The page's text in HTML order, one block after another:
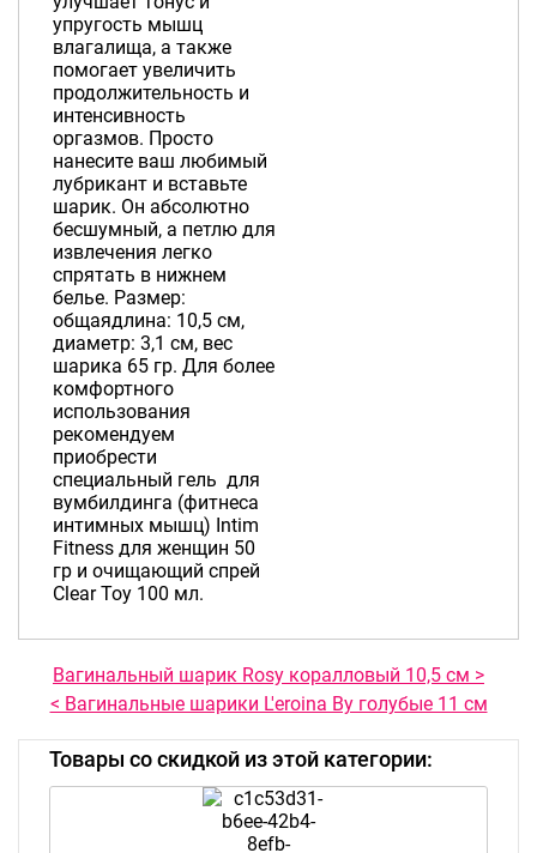
упругость мышц
влагалища, а также
помогает увеличить
продолжительность и
интенсивность
оргазмов. Просто
нанесите ваш любимый
лубрикант и вставьте
шарик. Он абсолютно
бесшумный, а петлю для
извлечения легко
спрятать в нижнем
белье. Размер:
общаядлина: 10,5 см,
диаметр: 3,1 см, вес
шарика 65 гр. Для более
комфортного
использования
рекомендуем
приобрести
специальный гель для
вумбилдинга (фитнеса
интимных мышц) Intim
Fitness для женщин 50
гр и очищающий спрей
Clear Toy 100 мл.
Вагинальный шарик Rosy коралловый 10,5 см >
< Вагинальные шарики L'eroina By голубые 11 см
Товары со скидкой из этой категории: